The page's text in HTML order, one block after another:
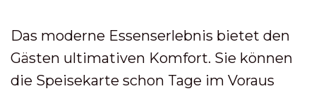
Das moderne Essenserlebnis bietet den
Gästen ultimativen Komfort. Sie können
die Speisekarte schon Tage im Voraus